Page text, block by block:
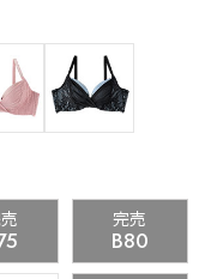
完売
B80